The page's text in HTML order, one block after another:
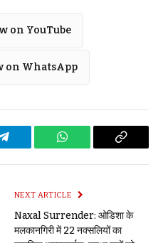
on YouTube
on WhatsApp
Telegram WhatsApp Copy
NEXT ARTICLE
Naxal Surrender: ओडिशा के
मलकानगिरी में 22 नक्सलियों का